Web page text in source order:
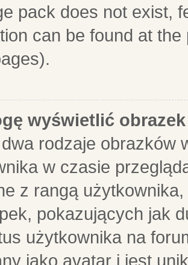
pack does not exist,
can be found at
wyświetlić
rodzaje obrazków
w czasie
z rangą
pokazujących jak
użytkownika na
jako avatar i jest